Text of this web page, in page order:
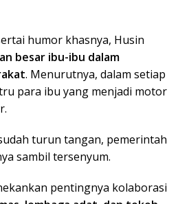
humor khasnya, Husin
besar ibu-ibu dalam
. Menurutnya, dalam setiap
para ibu yang menjadi motor
turun tangan, pemerintah
sambil tersenyum.
pentingnya kolaborasi